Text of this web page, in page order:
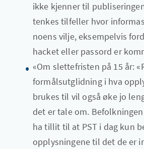
ikke kjenner til
tenkes tilfeller hvor
noens vilje, eksempelvis
hacket eller passord er
«Om slettefristen på 15 år:
formålsutglidning i hva
brukes til vil også øke jo
det er tale om.
ha tillit til at PST i dag kun
opplysningene til det de er